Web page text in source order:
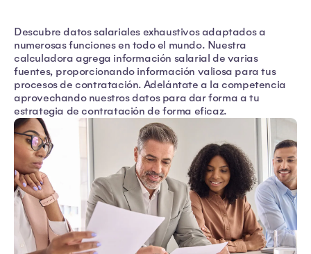
Descubre datos salariales exhaustivos adaptados a
numerosas funciones en todo el mundo. Nuestra
calculadora agrega información salarial de varias
fuentes, proporcionando información valiosa para tus
procesos de contratación. Adelántate a la competencia
aprovechando nuestros datos para dar forma a tu
estrategia de contratación de forma eficaz.